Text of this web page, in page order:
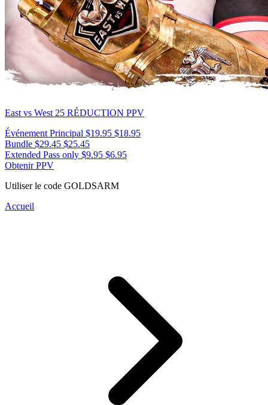
East vs West 25 RÉDUCTION PPV
Événement Principal $19.95 $18.95
Bundle $29.45 $25.45
Extended Pass only $9.95 $6.95
Obtenir PPV
Utiliser le code GOLDSARM
Accueil